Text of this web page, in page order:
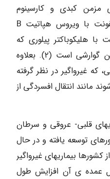
مزمن کبدی و کارسینوم
هپاتوسلولار که در زمینه عفونت با ویروس هپاتیت B
هلیکوباکتر پیلوری که
زمینه ساز بیماری های مزمن گوارشی است (۲). بعلاوه
که غیرواگیر در نظر گرفته
مانند انتقال افسردگی از
قلبی- عروقی و سرطان
توسعه یافته و در حال
کشورها بیماریهای غیرواگیر
عمده ی آن افزایش طول